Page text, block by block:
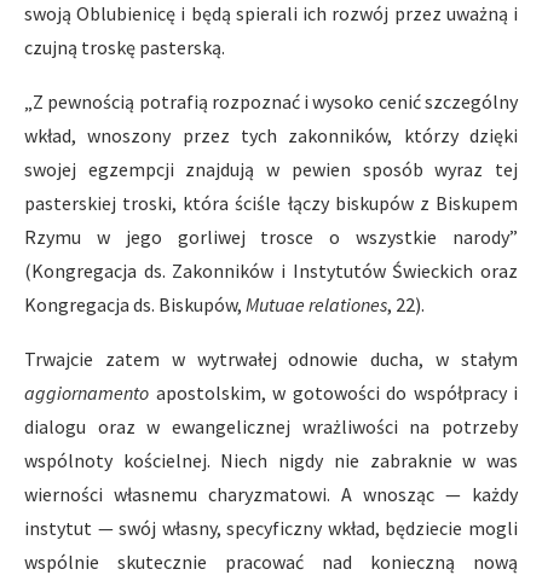
swoją Oblubienicę i będą spierali ich rozwój przez uważną i
czujną troskę pasterską.
„Z pewnością potrafią rozpoznać i wysoko cenić szczególny
wkład, wnoszony przez tych zakonników, którzy dzięki
swojej egzempcji znajdują w pewien sposób wyraz tej
pasterskiej troski, która ściśle łączy biskupów z Biskupem
Rzymu w jego gorliwej trosce o wszystkie narody”
(Kongregacja ds. Zakonników i Instytutów Świeckich oraz
Kongregacja ds. Biskupów, Mutuae relationes, 22).
Trwajcie zatem w wytrwałej odnowie ducha, w stałym
aggiornamento apostolskim, w gotowości do współpracy i
dialogu oraz w ewangelicznej wrażliwości na potrzeby
wspólnoty kościelnej. Niech nigdy nie zabraknie w was
wierności własnemu charyzmatowi. A wnosząc — każdy
instytut — swój własny, specyficzny wkład, będziecie mogli
wspólnie skutecznie pracować nad konieczną nową